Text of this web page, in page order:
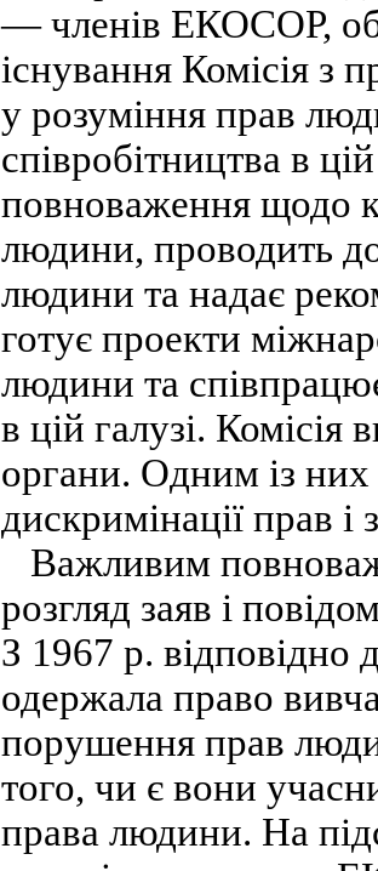
— членів ЕКОСОР,
існування Комісія з
у розуміння прав
співробітництва в
повноваження щодо
людини, проводить
людини та надає
готує проекти
людини та
в цій галузі. Комісія
органи. Одним із них
дискримінації прав
Важливим
розгляд заяв і
З 1967 р.
одержала право
порушення прав
того, чи є вони
права людини. На